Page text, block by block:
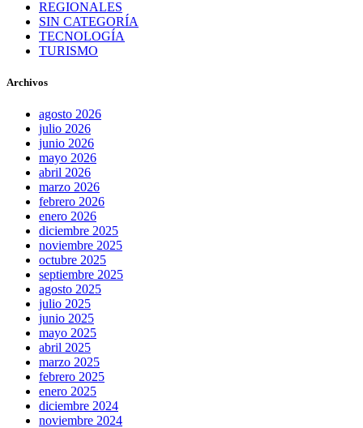
REGIONALES
SIN CATEGORÍA
TECNOLOGÍA
TURISMO
Archivos
agosto 2026
julio 2026
junio 2026
mayo 2026
abril 2026
marzo 2026
febrero 2026
enero 2026
diciembre 2025
noviembre 2025
octubre 2025
septiembre 2025
agosto 2025
julio 2025
junio 2025
mayo 2025
abril 2025
marzo 2025
febrero 2025
enero 2025
diciembre 2024
noviembre 2024